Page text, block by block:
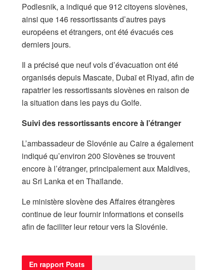
Podlesnik, a indiqué que 912 citoyens slovènes,
ainsi que 146 ressortissants d’autres pays
européens et étrangers, ont été évacués ces
derniers jours.
Il a précisé que neuf vols d’évacuation ont été
organisés depuis Mascate, Dubaï et Riyad, afin de
rapatrier les ressortissants slovènes en raison de
la situation dans les pays du Golfe.
Suivi des ressortissants encore à l’étranger
L’ambassadeur de Slovénie au Caire a également
indiqué qu’environ 200 Slovènes se trouvent
encore à l’étranger, principalement aux Maldives,
au Sri Lanka et en Thaïlande.
Le ministère slovène des Affaires étrangères
continue de leur fournir informations et conseils
afin de faciliter leur retour vers la Slovénie.
En rapport Posts